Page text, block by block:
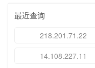
最近查询
218.201.71.22
14.108.227.11